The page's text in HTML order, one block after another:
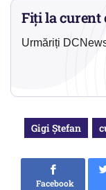
Fiți la curent
Urmăriți
Gigi Ştefan
Facebook